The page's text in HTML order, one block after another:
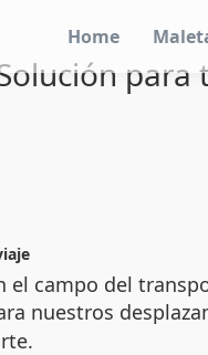
Home
para
el campo del
nuestros